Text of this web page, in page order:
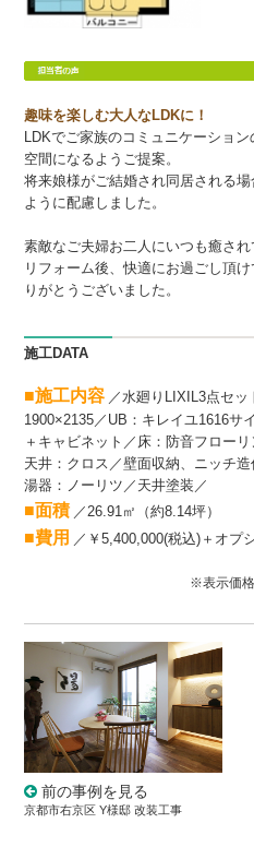
趣味を楽しむ大人なLDKに！
LDKでご家族のコミュニケーショ
空間になるようご提案。
将来娘様がご結婚され同居される
ように配慮しました。
素敵なご夫婦お二人にいつも癒され
リフォーム後、快適にお過ごし頂
りがとうございました。
施工DATA
■施工内容 ／水廻りLIXIL3点セ
1900×2135／UB：キレイユ1616サ
＋キャビネット ／床：防音フロー
天井：クロス／壁面収納、ニッチ
湯器：ノーリツ／天井塗装／
■面積 ／26.91㎡（約8.14坪）
■費用 ／￥5,400,000(税込)＋オプ
※表示価格
前の事例を見る
京都市右京区 Y様邸 改装工事